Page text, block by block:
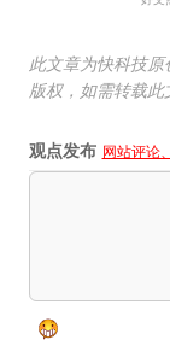
此文章为快科技
版权，如需转载
观点发布 网站评论